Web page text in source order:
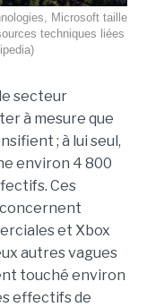
Microsoft taille
techniques liées
secteur
à mesure que
; à lui seul,
environ 4 800
Ces
et Xbox
autres vagues
touché environ
effectifs de